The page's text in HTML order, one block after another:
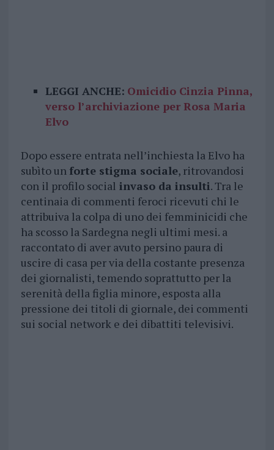
LEGGI ANCHE: Omicidio Cinzia Pinna,
verso l’archiviazione per Rosa Maria
Elvo
Dopo essere entrata nell’inchiesta la Elvo ha
subìto un forte stigma sociale, ritrovandosi
con il profilo social invaso da insulti. Tra le
centinaia di commenti feroci ricevuti chi le
attribuiva la colpa di uno dei femminicidi che
ha scosso la Sardegna negli ultimi mesi. a
raccontato di aver avuto persino paura di
uscire di casa per via della costante presenza
dei giornalisti, temendo soprattutto per la
serenità della figlia minore, esposta alla
pressione dei titoli di giornale, dei commenti
sui social network e dei dibattiti televisivi.